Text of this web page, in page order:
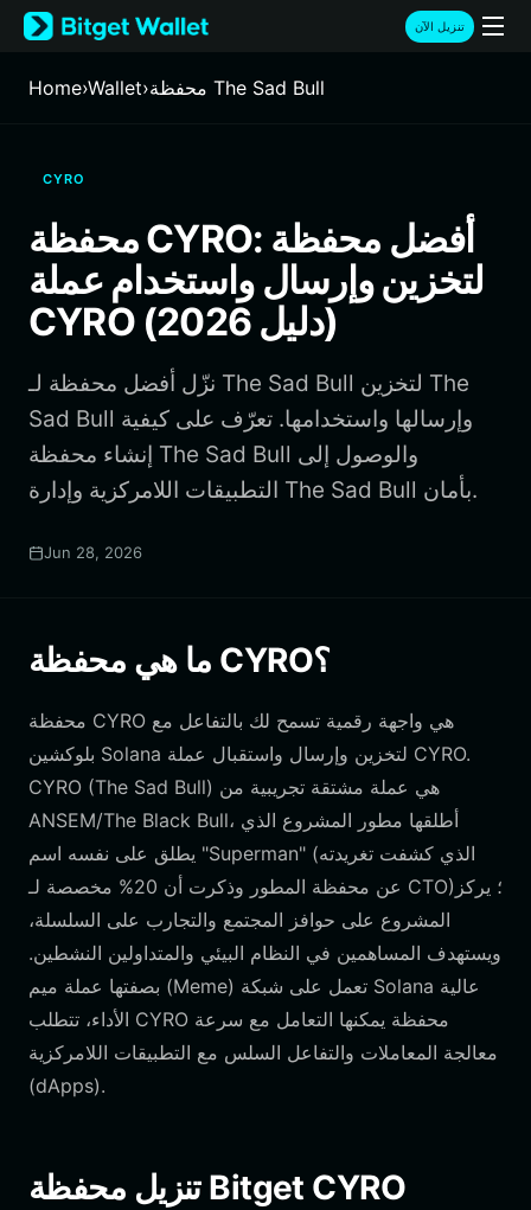
English
日本語
Русский
Italiano
Deutsch
简体中文
繁體中文
Português (Portugal)
ภาษาไทย
हिन्दी
Español
Português (Brasil)
تنزيل الآن
Home›Wallet› محفظة The Sad Bull
CYRO
محفظة CYRO: أفضل محفظة
لتخزين وإرسال واستخدام عملة
CYRO (دليل 2026)
نزّل أفضل محفظة لـ The Sad Bull لتخزين The
Sad Bull وإرسالها واستخدامها. تعرّف على كيفية
إنشاء محفظة The Sad Bull والوصول إلى
التطبيقات اللامركزية وإدارة The Sad Bull بأمان.
Jun 28, 2026
ما هي محفظة CYRO؟
محفظة CYRO هي واجهة رقمية تسمح لك بالتفاعل مع
بلوكشين Solana لتخزين وإرسال واستقبال عملة CYRO.
CYRO (The Sad Bull) هي عملة مشتقة تجريبية من
ANSEM/The Black Bull، أطلقها مطور المشروع الذي
يطلق على نفسه اسم "Superman" (الذي كشفت تغريدته
عن محفظة المطور وذكرت أن 20% مخصصة لـ CTO)؛ يركز
المشروع على حوافز المجتمع والتجارب على السلسلة،
ويستهدف المساهمين في النظام البيئي والمتداولين النشطين.
بصفتها عملة ميم (Meme) تعمل على شبكة Solana عالية
الأداء، تتطلب CYRO محفظة يمكنها التعامل مع سرعة
معالجة المعاملات والتفاعل السلس مع التطبيقات اللامركزية
(dApps).
تنزيل محفظة Bitget CYRO